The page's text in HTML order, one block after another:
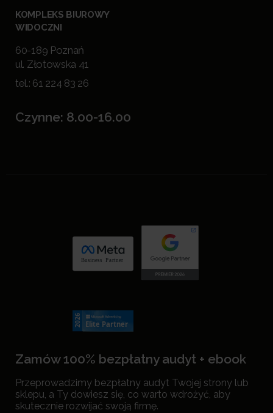
KOMPLEKS BIUROWY
WIDOCZNI
60-189 Poznań
ul. Złotowska 41
tel.: 61 224 83 26
Czynne: 8.00-16.00
Zamów 100% bezpłatny audyt + ebook
Przeprowadzimy bezpłatny audyt Twojej strony lub
sklepu, a Ty dowiesz się, co warto wdrożyć, aby
skutecznie rozwijać swoją firmę.